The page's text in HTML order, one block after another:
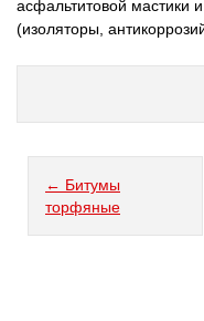
асфальтитовой мастики
(изоляторы,
← Битумы
торфяные